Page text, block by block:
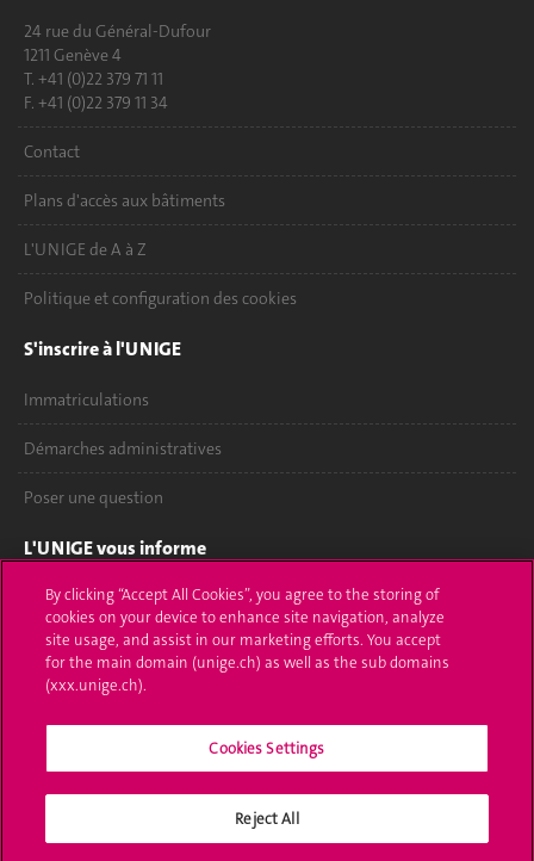
24 rue du Général-Dufour
1211 Genève 4
T. +41 (0)22 379 71 11
F. +41 (0)22 379 11 34
Contact
Plans d'accès aux bâtiments
L'UNIGE de A à Z
Politique et configuration des cookies
S'inscrire à l'UNIGE
Immatriculations
Démarches administratives
Poser une question
L'UNIGE vous informe
UNIGE Mobile
Médias
Offres d'emploi
Calendrier académique
Médias sociaux UNIGE
By clicking “Accept All Cookies”, you agree to the storing of
cookies on your device to enhance site navigation, analyze
site usage, and assist in our marketing efforts. You accept
for the main domain (unige.ch) as well as the sub domains
(xxx.unige.ch).
Cookies Settings
Reject All